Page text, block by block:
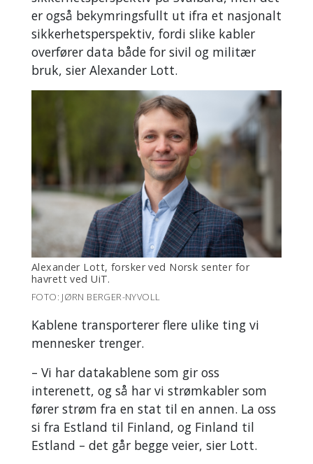
er også bekymringsfullt ut ifra et nasjonalt
sikkerhetsperspektiv, fordi slike kabler
overfører data både for sivil og militær
bruk, sier Alexander Lott.
Alexander Lott, forsker ved Norsk senter for
havrett ved UiT.
FOTO: JØRN BERGER-NYVOLL
Kablene transporterer flere ulike ting vi
mennesker trenger.
– Vi har datakablene som gir oss
interenett, og så har vi strømkabler som
fører strøm fra en stat til en annen. La oss
si fra Estland til Finland, og Finland til
Estland – det går begge veier, sier Lott.